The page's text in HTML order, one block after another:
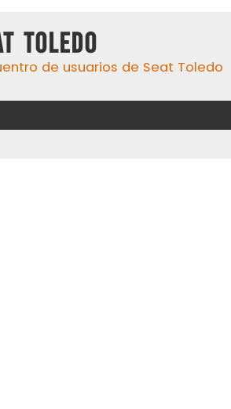
Toledo
de usuarios de Seat Toledo